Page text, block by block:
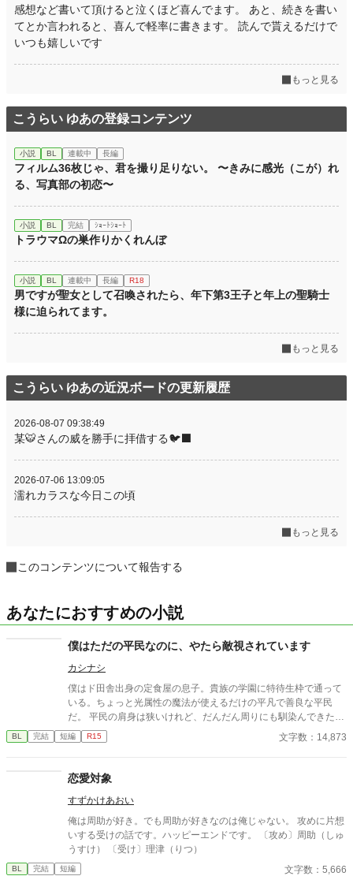
感想など書いて頂けると泣くほど喜んでます。 あと、続きを書い
てとか言われると、喜んで軽率に書きます。 読んで貰えるだけで
いつも嬉しいです
もっと見る
こうらい ゆあの登録コンテンツ
小説 BL 連載中 長編
フィルム36枚じゃ、君を撮り足りない。 〜きみに感光（こが）れ
る、写真部の初恋〜
小説 BL 完結 ｼｮｰﾄｼｮｰﾄ
トラウマΩの巣作りかくれんぼ
小説 BL 連載中 長編 R18
男ですが聖女として召喚されたら、年下第3王子と年上の聖騎士
様に迫られてます。
もっと見る
こうらい ゆあの近況ボードの更新履歴
2026-08-07 09:38:49
某🐯さんの威を勝手に拝借する🐦‍⬛
2026-07-06 13:09:05
濡れカラスな今日この頃
もっと見る
このコンテンツについて報告する
あなたにおすすめの小説
僕はただの平民なのに、やたら敵視されています
カシナシ
僕はド田舎出身の定食屋の息子。貴族の学園に特待生枠で通って
いる。ちょっと光属性の魔法が使えるだけの平凡で善良な平民
だ。 平民の肩身は狭いけれど、だんだん周りにも馴染んできた
所。 真面目に勉強をしているだけなのに、何故か公爵令嬢に目を
つけられてしまったようでーー？
BL 完結 短編 R15 文字数：14,873
恋愛対象
すずかけあおい
俺は周助が好き。でも周助が好きなのは俺じゃない。 攻めに片想
いする受けの話です。ハッピーエンドです。 〔攻め〕周助（しゅ
うすけ） 〔受け〕理津（りつ）
BL 完結 短編 文字数：5,666